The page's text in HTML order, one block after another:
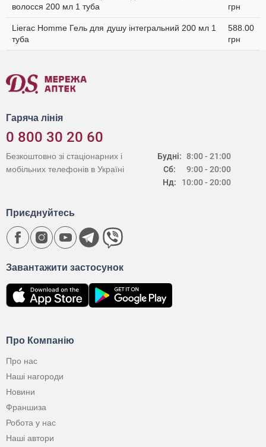
волосся 200 мл 1 туба
грн
Lierac Homme Гель для душу інтегральний 200 мл 1
туба
588.00
грн
Гаряча лінія
0 800 30 20 60
Будні:
Сб:
Нд:
8:00 - 21:00
9:00 - 20:00
10:00 - 20:00
Безкоштовно зі стаціонарних і
мобільних телефонів в Україні
Про Компанію
Про нас
Наші нагороди
Новини
Франшиза
Робота у нас
Наші автори
Завантажити застосунок
Приєднуйтесь